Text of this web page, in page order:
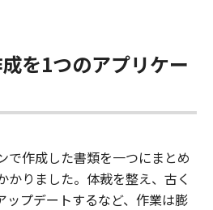
を1つのアプリケー
で作成した書類を一つにまとめ
かりました。体裁を整え、古く
ップデートするなど、作業は膨